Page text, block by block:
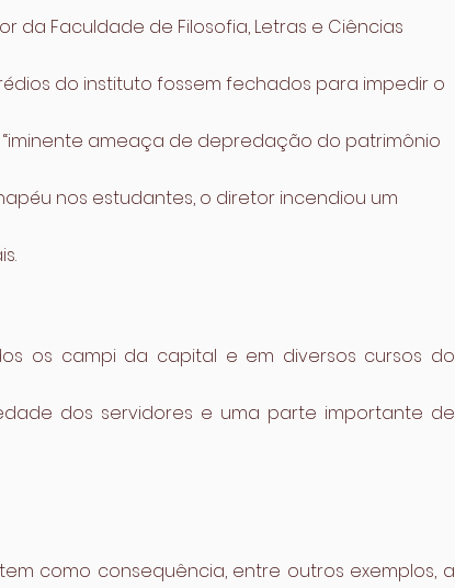
da Faculdade de Filosofia, Letras e Ciências
do instituto fossem fechados para impedir o
ameaça de depredação do patrimônio
nos estudantes, o diretor incendiou um
os campi da capital e em diversos cursos do
dos servidores e uma parte importante de
como consequência, entre outros exemplos, a